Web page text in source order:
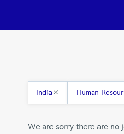
India Human
We are sorry there are no